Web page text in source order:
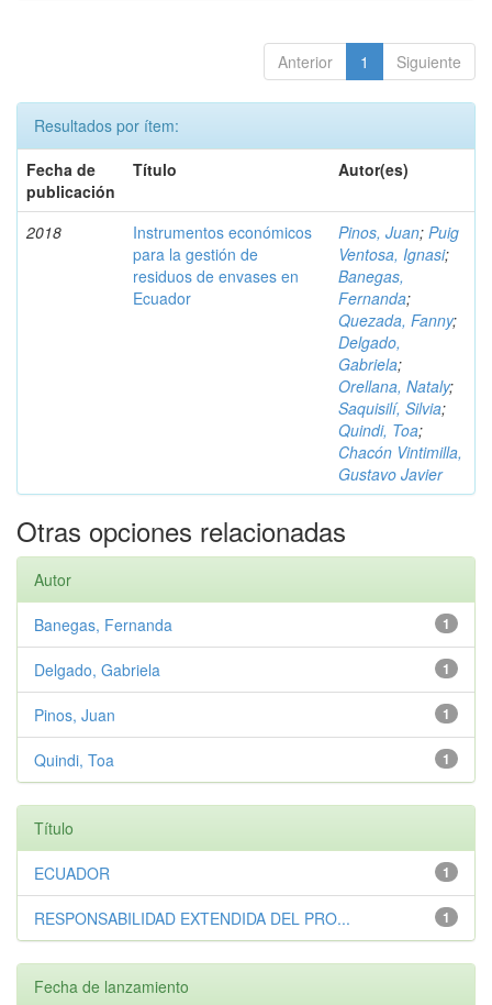
Anterior 1 Siguiente
Resultados por ítem:
Fecha de
publicación
Título Autor(es)
2018
Instrumentos económicos
para la gestión de
residuos de envases en
Ecuador
Pinos, Juan; Puig
Ventosa, Ignasi;
Banegas,
Fernanda;
Quezada, Fanny;
Delgado,
Gabriela;
Orellana, Nataly;
Saquisilí, Silvia;
Quindi, Toa;
Chacón Vintimilla,
Gustavo Javier
Otras opciones relacionadas
Autor
1
Banegas, Fernanda
1
Delgado, Gabriela
1
Pinos, Juan
1
Quindi, Toa
Título
1
ECUADOR
1
RESPONSABILIDAD EXTENDIDA DEL PRO...
Fecha de lanzamiento